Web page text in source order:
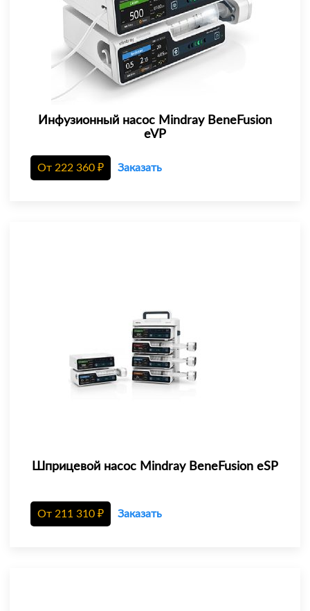
Инфузионный насос Mindray BeneFusion
eVP
От 222 360 ₽ Заказать
Шприцевой насос Mindray BeneFusion eSP
От 211 310 ₽ Заказать